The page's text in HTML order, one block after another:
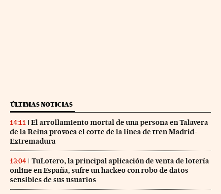
ÚLTIMAS NOTICIAS
14:11
El arrollamiento mortal de una persona en Talavera
de la Reina provoca el corte de la línea de tren Madrid-
Extremadura
13:04
TuLotero, la principal aplicación de venta de lotería
online en España, sufre un hackeo con robo de datos
sensibles de sus usuarios